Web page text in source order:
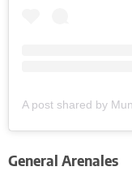
General Arenales